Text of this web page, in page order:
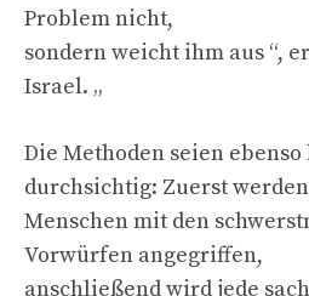
Problem nicht,
sondern weicht ihm aus “,
Israel. „
Die Methoden seien
durchsichtig: Zuerst werden
Menschen mit den
Vorwürfen angegriffen,
anschließend wird jede